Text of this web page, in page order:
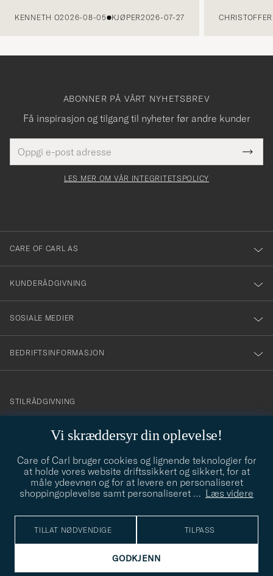
KENNETH O2026-08-05 KJØPER2026-07-27
Vi skræddersyr din oplevelse!
Care of Carl bruger cookies og lignende teknologier for
at holde vores website driftssikkert og sikkert, for at
måle ydeevnen og for at levere en personaliseret
shoppingoplevelse samt personaliseret … Læs videre
TILLAT NØDVENDIGE TILPASS
GODKJENN
ABONNER PÅ VÅRT NYHETSBREV
Få inspirasjon og tilgang til nyheter før andre kunder
postadresse
felt
Tack
för
dig
till
vårt
nyhetsbrev!
LES MER OM VÅR INTEGRITETSPOLICY
CARE OF CARL AS
KUNDERÅDGIVNING
SOSIALE MEDIER
BEDRIFTSINFORMASJON
info@careofcarl.no
STILRÅDGIVNING
STILRÅDGIVNING
© Care of Carl 2026